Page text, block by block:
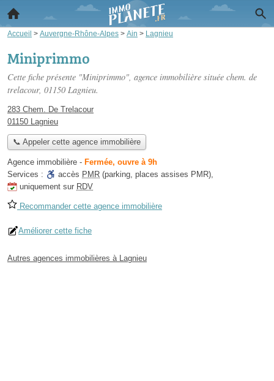
Accueil > Auvergne-Rhône-Alpes > Ain > Lagnieu
Miniprimmo
Cette fiche présente "Miniprimmo", agence immobilière située chem. de
trelacour, 01150 Lagnieu.
283 Chem. De Trelacour
01150 Lagnieu
📞 Appeler cette agence immobilière
Agence immobilière - Fermée, ouvre à 9h
Services :
accès PMR (parking, places assises PMR),
uniquement sur RDV
Recommander cette agence immobilière
Améliorer cette fiche
Autres agences immobilières à Lagnieu